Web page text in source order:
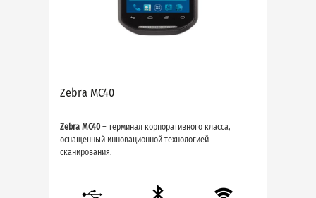
Zebra MC40
Zebra MC40 – терминал корпоративного класса,
оснащенный инновационной технологией
сканирования.